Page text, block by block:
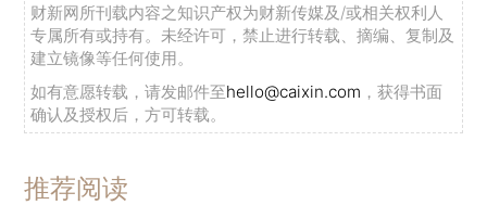
财新网所刊载内容之知识产权为财新传媒及/或相关权利人
专属所有或持有。未经许可，禁止进行转载、摘编、复制及
建立镜像等任何使用。
如有意愿转载，请发邮件至hello@caixin.com ，获得书面
确认及授权后，方可转载。
推荐阅读